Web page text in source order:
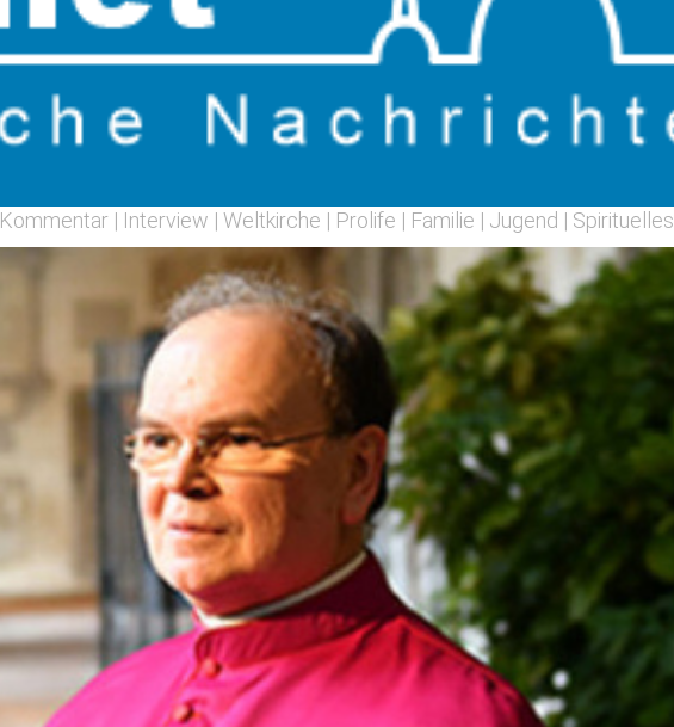
Kommentar | Interview | Weltkirche | Prolife | Familie | Jugend | Spirituelles